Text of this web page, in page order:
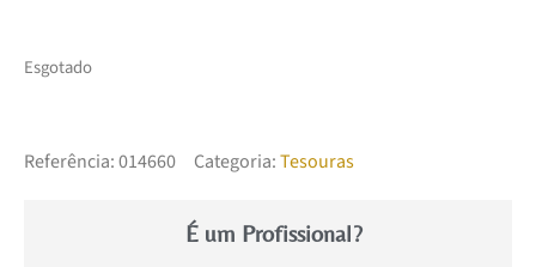
Esgotado
Referência:014660 Categoria:Tesouras
É um Profissional?